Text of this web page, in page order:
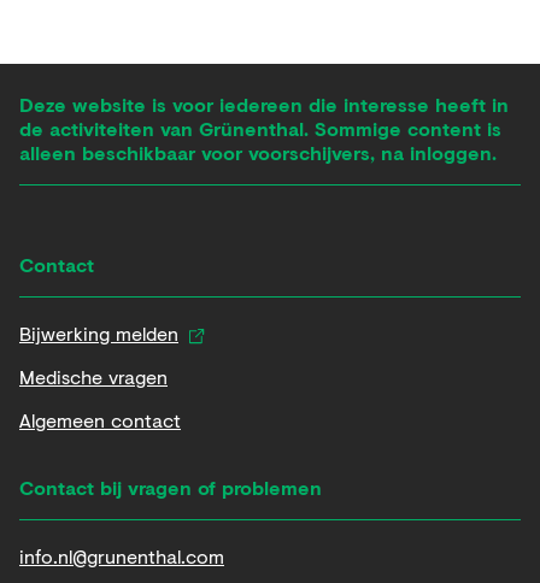
Deze website is voor iedereen die interesse heeft in
de activiteiten van Grünenthal. Sommige content is
alleen beschikbaar voor voorschijvers, na inloggen.
Contact
Bijwerking melden
Medische vragen
Algemeen contact
Contact bij vragen of problemen
info.nl@grunenthal.com